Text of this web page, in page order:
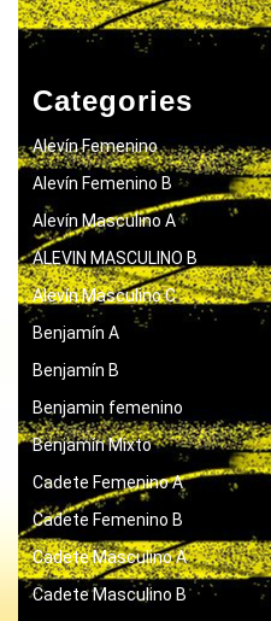
Categories
Alevín Femenino
Alevín Femenino B
Alevín Masculino A
ALEVIN MASCULINO B
Alevín Masculino C
Benjamín A
Benjamín B
Benjamin femenino
Benjamín Mixto
Cadete Femenino A
Cadete Femenino B
Cadete Masculino A
Cadete Masculino B